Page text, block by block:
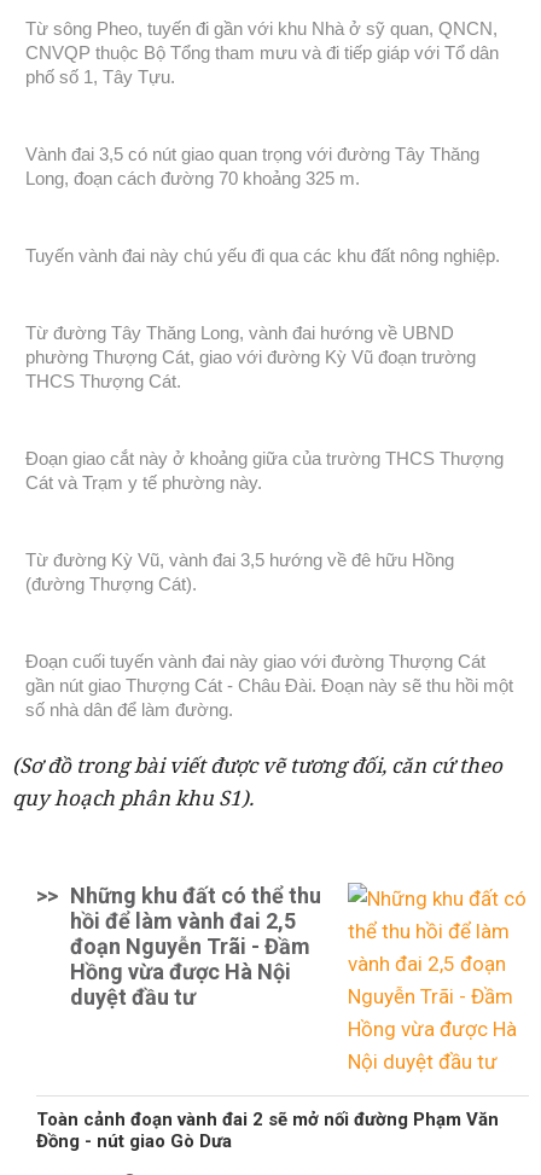
Từ sông Pheo, tuyến đi gần với khu Nhà ở sỹ quan, QNCN,
CNVQP thuộc Bộ Tổng tham mưu và đi tiếp giáp với Tổ dân
phố số 1, Tây Tựu.
Vành đai 3,5 có nút giao quan trọng với đường Tây Thăng
Long, đoạn cách đường 70 khoảng 325 m.
Tuyến vành đai này chú yếu đi qua các khu đất nông nghiệp.
Từ đường Tây Thăng Long, vành đai hướng về UBND
phường Thượng Cát, giao với đường Kỳ Vũ đoạn trường
THCS Thượng Cát.
Đoạn giao cắt này ở khoảng giữa của trường THCS Thượng
Cát và Trạm y tế phường này.
Từ đường Kỳ Vũ, vành đai 3,5 hướng về đê hữu Hồng
(đường Thượng Cát).
Đoạn cuối tuyến vành đai này giao với đường Thượng Cát
gần nút giao Thượng Cát - Châu Đài. Đoạn này sẽ thu hồi một
số nhà dân để làm đường.
(Sơ đồ trong bài viết được vẽ tương đối, căn cứ theo
quy hoạch phân khu S1).
>> Những khu đất có thể thu
hồi để làm vành đai 2,5
đoạn Nguyễn Trãi - Đầm
Hồng vừa được Hà Nội
duyệt đầu tư
Toàn cảnh đoạn vành đai 2 sẽ mở nối đường Phạm Văn
Đồng - nút giao Gò Dưa